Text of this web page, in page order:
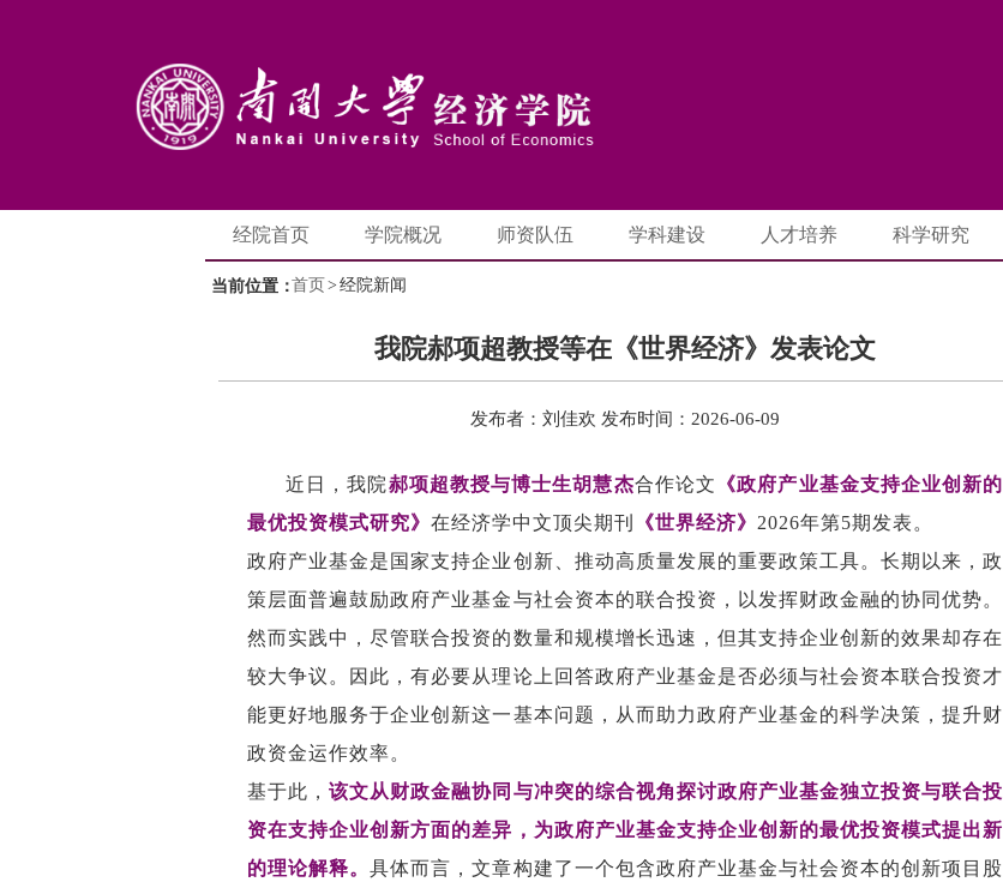
经院首页 学院概况 师资队伍 学科建设 人才培养 科学研究
当前位置：首页 > 经院新闻
我院郝项超教授等在《世界经济》发表论文
发布者：刘佳欢 发布时间：2026-06-09
近日，我院郝项超教授与博士生胡慧杰合作论文
《政府产业基金支持企业创新的
最优投资模式研究》在经济学中文顶尖期刊 《世界经济》 2026年第5期发表。
政府产业基金是国家支持企业创新、推动高质量发展的重要政策工具。长期以来，政
策层面普遍鼓励政府产业基金与社会资本的联合投资，以发挥财政金融的协同优势。
然而实践中，尽管联合投资的数量和规模增长迅速，但其支持企业创新的效果却存在
较大争议。因此，有必要从理论上回答政府产业基金是否必须与社会资本联合投资才
能更好地服务于企业创新这一基本问题， 从而助力政府产业基金的科学决策，提升财
政资金运作效率。
基于此，该文从财政金融协同与冲突的综合视角探讨政府产业基金独立投资与联合投
资在支持企业创新方面的差异，为政府产业基金支持企业创新的最优投资模式提出新
的理论解释。具体而言，文章构建了一个包含政府产业基金与社会资本的创新项目股